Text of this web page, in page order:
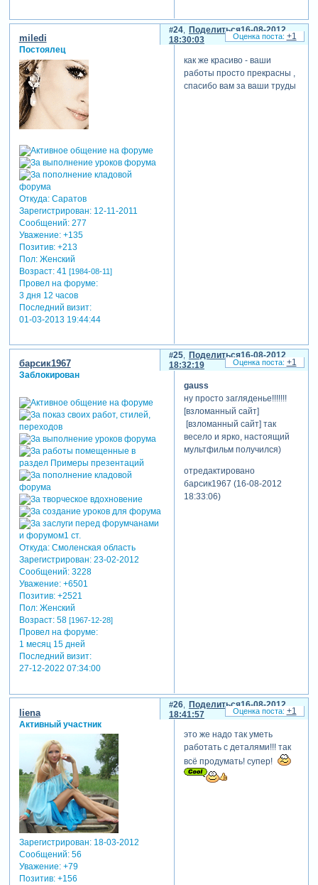
Поделиться
24
16-08-2012
18:30:03
miledi
Постоялец
Откуда:Саратов
Зарегистрирован: 12-11-2011
Сообщений:277
Уважение: +135
Позитив: +213
Пол:Женский
Возраст:41 [1984-08-11]
Провел на форуме:
3 дня 12 часов
Последний визит:
01-03-2013 19:44:44
как же красиво - ваши
работы просто прекрасны ,
спасибо вам за ваши труды
+1
Поделиться
25
16-08-2012
18:32:19
барсик1967
Заблокирован
Откуда:Смоленская область
Зарегистрирован: 23-02-2012
Сообщений:3228
Уважение: +6501
Позитив: +2521
Пол:Женский
Возраст:58 [1967-12-28]
Провел на форуме:
1 месяц 15 дней
Последний визит:
27-12-2022 07:34:00
gauss
ну просто загляденье!!!!!!!
[взломанный сайт]
[взломанный сайт] так
весело и ярко, настоящий
мультфильм получился)
отредактировано
барсик1967 (16-08-2012
18:33:06)
+1
Поделиться
26
16-08-2012
18:41:57
liena
Активный участник
Зарегистрирован: 18-03-2012
Сообщений:56
Уважение: +79
Позитив: +156
это же надо так уметь
работать с деталями!!! так
всё продумать! супер!
+1